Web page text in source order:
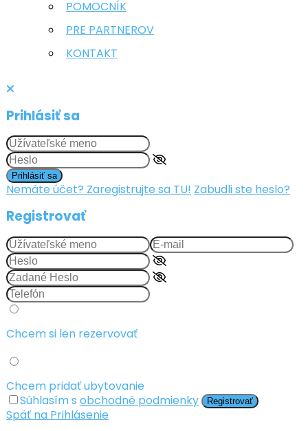
POMOCNÍK
PRE PARTNEROV
KONTAKT
Prihlásiť sa
Prihlásiť sa
Nemáte účet? Zaregistrujte sa TU! Zabudli ste heslo?
Registrovať
Chcem si len rezervovať
Chcem pridať ubytovanie
Súhlasím s obchodné podmienky Registrovať
Späť na Prihlásenie